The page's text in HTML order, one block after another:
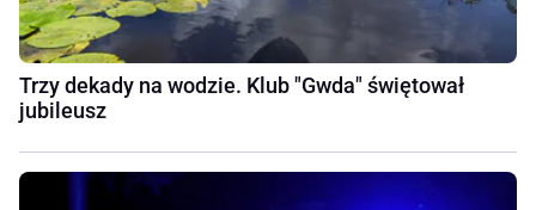
Trzy dekady na wodzie. Klub "Gwda" świętował
jubileusz